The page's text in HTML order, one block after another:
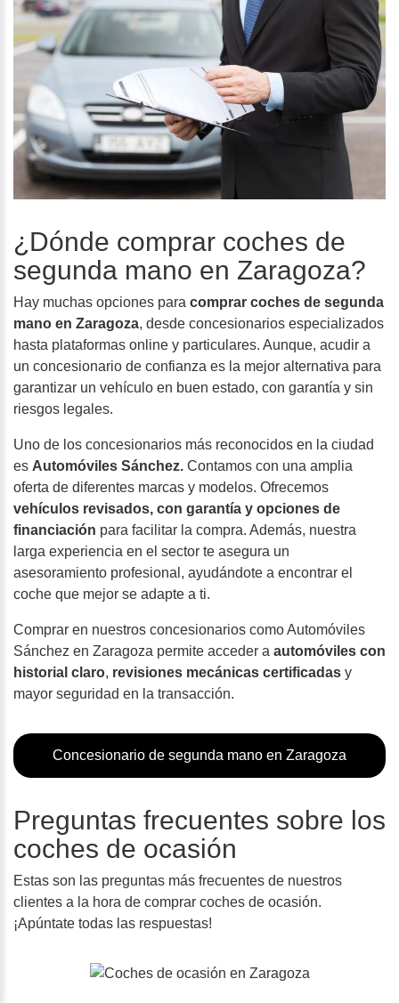
¿Dónde comprar coches de
segunda mano en Zaragoza?
Hay muchas opciones para comprar coches de segunda
mano en Zaragoza, desde concesionarios especializados
hasta plataformas online y particulares. Aunque, acudir a
un concesionario de confianza es la mejor alternativa para
garantizar un vehículo en buen estado, con garantía y sin
riesgos legales.
Uno de los concesionarios más reconocidos en la ciudad
es Automóviles Sánchez. Contamos con una amplia
oferta de diferentes marcas y modelos. Ofrecemos
vehículos revisados, con garantía y opciones de
financiación para facilitar la compra. Además, nuestra
larga experiencia en el sector te asegura un
asesoramiento profesional, ayudándote a encontrar el
coche que mejor se adapte a ti.
Comprar en nuestros concesionarios como Automóviles
Sánchez en Zaragoza permite acceder a automóviles con
historial claro, revisiones mecánicas certificadas y
mayor seguridad en la transacción.
Concesionario de segunda mano en Zaragoza
Preguntas frecuentes sobre los
coches de ocasión
Estas son las preguntas más frecuentes de nuestros
clientes a la hora de comprar coches de ocasión.
¡Apúntate todas las respuestas!